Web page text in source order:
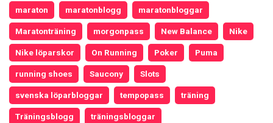
maraton maratonblogg maratonbloggar
Maratonträning morgonpass New Balance Nike
Nike löparskor On Running Poker Puma
running shoes Saucony Slots
svenska löparbloggar tempopass träning
Träningsblogg träningsbloggar